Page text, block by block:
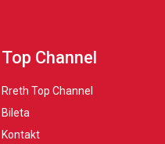
Top Channel
Rreth Top Channel
Bileta
Kontakt